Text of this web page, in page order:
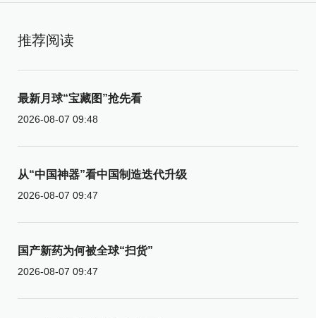
推荐阅读
最新月球“宝藏图”抢先看
2026-08-07 09:48
从“中国神器”看中国制造迭代升级
2026-08-07 09:47
国产新药为何被全球“扫货”
2026-08-07 09:47